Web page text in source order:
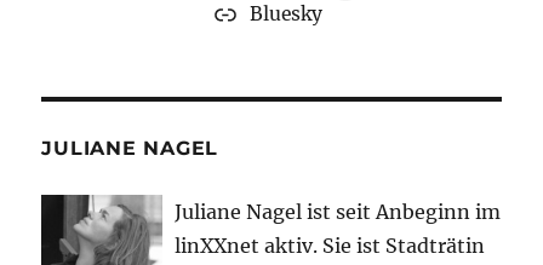
Bluesky
JULIANE NAGEL
Juliane Nagel ist seit Anbeginn im
linXXnet aktiv. Sie ist Stadträtin